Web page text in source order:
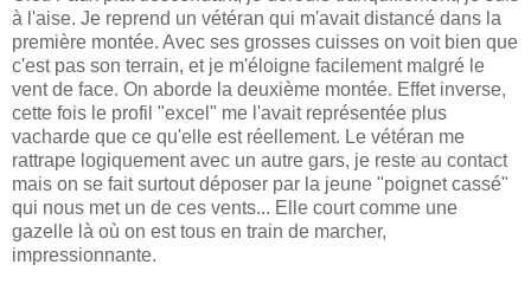
à l'aise. Je reprend un vétéran qui m'avait distancé dans la
première montée. Avec ses grosses cuisses on voit bien que
c'est pas son terrain, et je m'éloigne facilement malgré le
vent de face. On aborde la deuxième montée. Effet inverse,
cette fois le profil "excel" me l'avait représentée plus
vacharde que ce qu'elle est réellement. Le vétéran me
rattrape logiquement avec un autre gars, je reste au contact
mais on se fait surtout déposer par la jeune "poignet cassé"
qui nous met un de ces vents... Elle court comme une
gazelle là où on est tous en train de marcher,
impressionnante.